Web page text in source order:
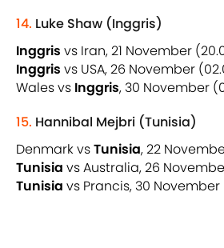
14. Luke Shaw (Inggris)
Inggris vs Iran, 21 November
Inggris vs USA, 26 November
Wales vs Inggris, 30 November
15. Hannibal Mejbri (Tunisia)
Denmark vsTunisia, 22
Tunisia vs Australia, 26
Tunisia vs Prancis, 30 November